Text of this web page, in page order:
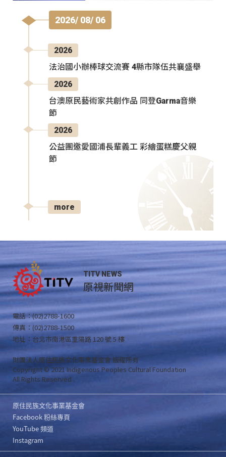
2026/ 08/ 06
2026
法治國小辦棒球交流賽 4縣市隊伍共襄盛舉
2026
台澳原民藝術家共創作品 同登Garma音樂
節
2026
公益團邀愛國浦長輩義工 彩繪蛋糕慶父親
節
more
TITV NEWS
原視新聞網
電話：(02)2788-1600
傳真：(02)2788-1500
地址：台北市南港區重陽路 120 號 5 樓
財團法人原住民族文化事業基金會 版權所有
Copyright © 2021 Indigenous Peoples Cultural Foundation
All Rights Reserved .
原住民族文化事業基金會
Facebook 粉絲專頁
YouTube 頻道
Instagram